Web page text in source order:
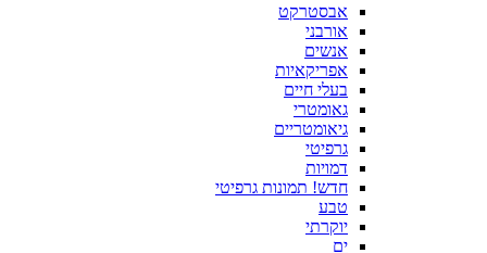
אבסטרקט
אורבני
אנשים
אפריקאיות
בעלי חיים
גאומטרי
גיאומטריים
גרפיטי
דמויות
חדש! תמונות גרפיטי
טבע
יוקרתי
ים